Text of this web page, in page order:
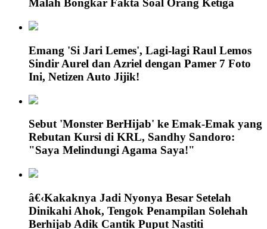
Malah Bongkar Fakta Soal Orang Ketiga
Emang 'Si Jari Lemes', Lagi-lagi Raul Lemos
Sindir Aurel dan Azriel dengan Pamer 7 Foto
Ini, Netizen Auto Jijik!
Sebut 'Monster BerHijab' ke Emak-Emak yang
Rebutan Kursi di KRL, Sandhy Sandoro:
"Saya Melindungi Agama Saya!"
â€‹Kakaknya Jadi Nyonya Besar Setelah
Dinikahi Ahok, Tengok Penampilan Solehah
Berhijab Adik Cantik Puput Nastiti